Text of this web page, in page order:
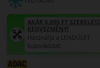
AKÁR 6.000 FT SZERELÉSI
KEDVEZMÉNY!
Használja a LENDÜLET
kuponkódot!